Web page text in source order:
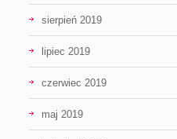
sierpień 2019
lipiec 2019
czerwiec 2019
maj 2019